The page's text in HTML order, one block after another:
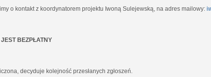
o kontakt z koordynatorem projektu Iwoną Sulejewską, na adres mailowy:
BEZPŁATNY
decyduje kolejność przesłanych zgłoszeń.